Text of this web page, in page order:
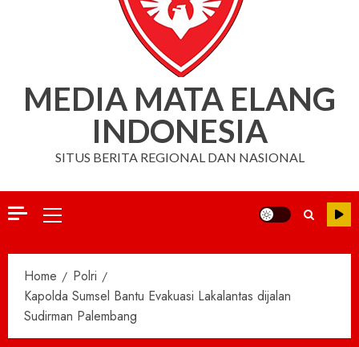
MEDIA MATA ELANG
INDONESIA
SITUS BERITA REGIONAL DAN NASIONAL
Primary
Home
Polri
Kapolda Sumsel Bantu Evakuasi Lakalantas dijalan
Sudirman Palembang